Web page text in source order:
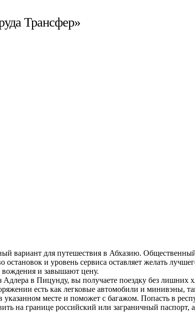
Трансфер»
вариант для путешествия в Абхазию. Общественный
и уровень сервиса оставляет желать
вождения и завышают цену.
в Пицунду, вы получаете поездку без лишних
есть как легковые автомобили и минивэны,
месте и поможет с багажом. Попасть в
на границе российский или заграничный паспорт,